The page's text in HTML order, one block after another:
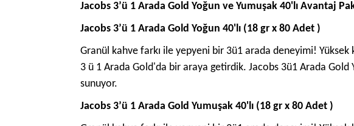
Jacobs 3’ü 1 Arada Gold Yoğun ve Yumuşak 40'lı Avantaj
Jacobs 3’ü 1 Arada Gold Yoğun 40'lı (18 gr x 80 Adet )
Granül kahve farkı ile yepyeni bir 3ü1 arada deneyimi!
3 ü 1 Arada Gold'da bir araya getirdik. Jacobs 3ü1 Arada
sunuyor.
Jacobs 3’ü 1 Arada Gold Yumuşak 40'lı (18 gr x 80 Adet )